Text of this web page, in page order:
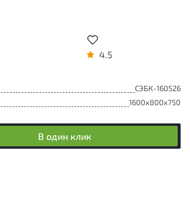
4.5
СЭБК-160526
1600x800x750
В один клик